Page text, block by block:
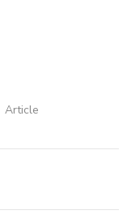
Article